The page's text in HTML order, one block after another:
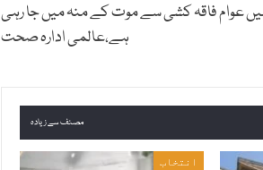
عوام فاقہ کشی سے موت کے منہ میں جا رہی
ہے،عالمی ادارہ صحت
مصنف سے زیادہ
انتخاب